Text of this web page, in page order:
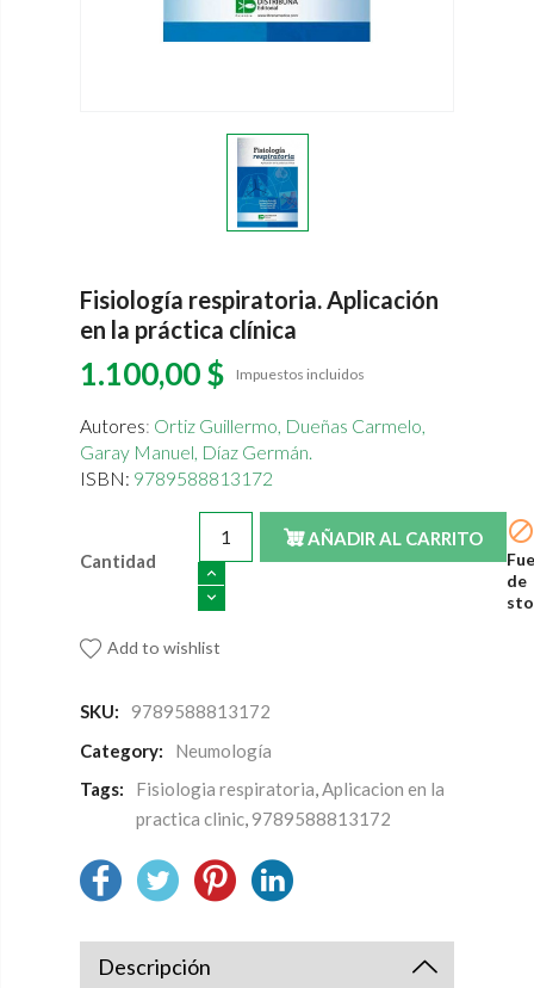
Fisiología respiratoria. Aplicación
en la práctica clínica
1.100,00 $ Impuestos incluidos
Autores: Ortiz Guillermo, Dueñas Carmelo,
Garay Manuel, Díaz Germán.
ISBN: 9789588813172
Cantidad
AÑADIR AL CARRITO 
de
Add to wishlist
SKU:
9789588813172
Category:
Neumología
Tags:
Fisiologia respiratoria,Aplicacion en la
practica clinic,9789588813172
Descripción